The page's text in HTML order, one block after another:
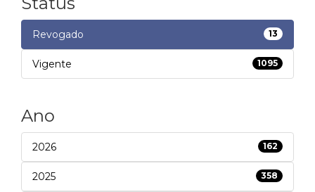
Revogado 13
Vigente 1095
Ano
2026 162
2025 358